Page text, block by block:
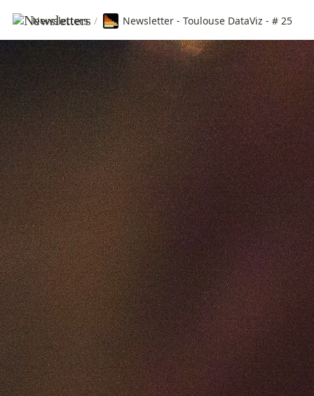
Newsletters / Newsletter - Toulouse DataViz - # 25